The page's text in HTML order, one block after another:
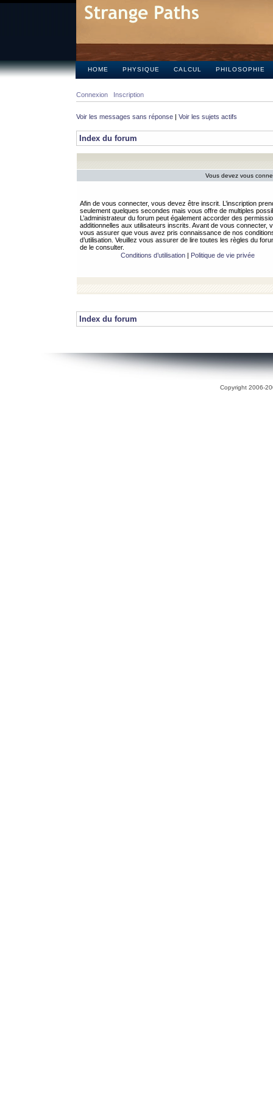
HOME PHYSIQUE CALCUL PHILOSOPHIE
Connexion Inscription
Voir les messages sans réponse | Voir les sujets actifs
Index du forum
Vous devez vous
Afin de vous connecter, vous devez être inscrit. L’inscription
seulement quelques secondes mais vous offre de multiples
L’administrateur du forum peut également accorder des
additionnelles aux utilisateurs inscrits. Avant de vous connecter,
vous assurer que vous avez pris connaissance de nos
d’utilisation. Veuillez vous assurer de lire toutes les règles du
de le consulter.
Conditions d’utilisation| Politique de vie privée
Index du forum
Copyright 2006-